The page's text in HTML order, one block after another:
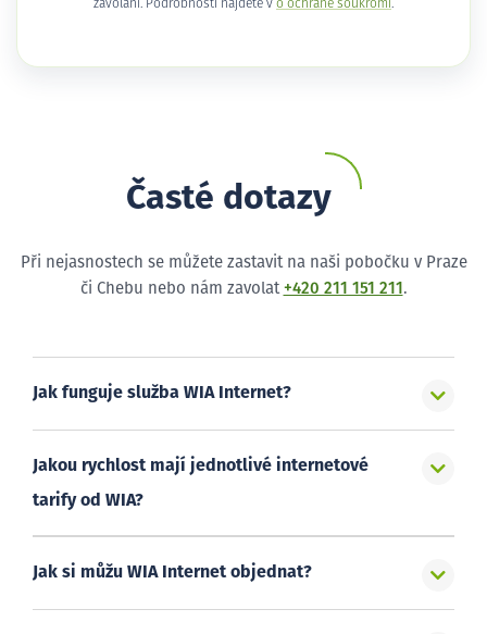
zavolání. Podrobnosti najdete v o ochraně soukromí .
Časté dotazy
Při nejasnostech se můžete zastavit na naši pobočku v Praze
či Chebu nebo nám zavolat +420 211 151 211 .
Jak funguje služba WIA Internet?
Jakou rychlost mají jednotlivé internetové
tarify od WIA?
Jak si můžu WIA Internet objednat?